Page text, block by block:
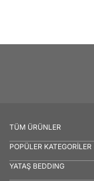
TÜM ÜRÜNLER
POPÜLER KATEGORİLER
YATAŞ BEDDING